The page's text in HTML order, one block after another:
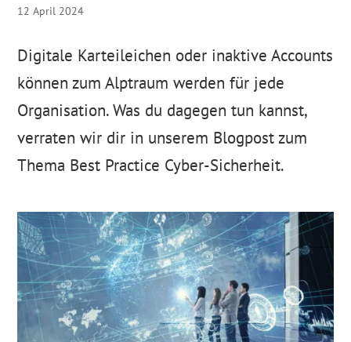
12 April 2024
Digitale Karteileichen oder inaktive Accounts
können zum Alptraum werden für jede
Organisation. Was du dagegen tun kannst,
verraten wir dir in unserem Blogpost zum
Thema Best Practice Cyber-Sicherheit.